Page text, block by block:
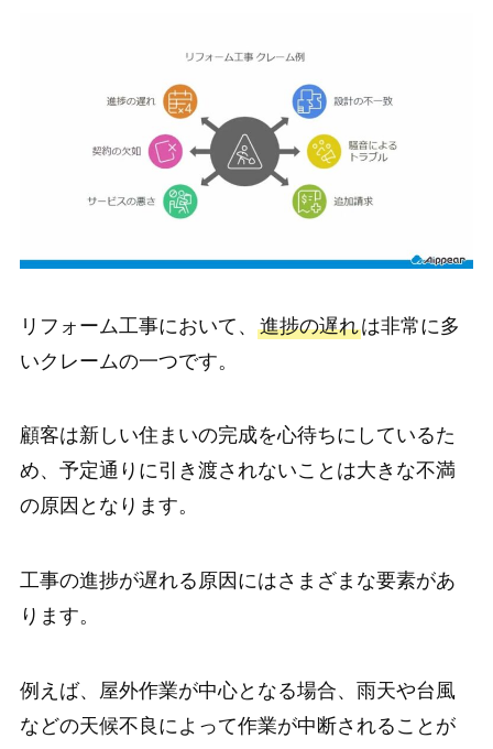
リフォーム工事において、 進捗の遅れは非常に多
いクレームの一つです。
顧客は新しい住まいの完成を心待ちにしているた
め、予定通りに引き渡されないことは大きな不満
の原因となります。
工事の進捗が遅れる原因にはさまざまな要素があ
ります。
例えば、屋外作業が中心となる場合、雨天や台風
などの天候不良によって作業が中断されることが